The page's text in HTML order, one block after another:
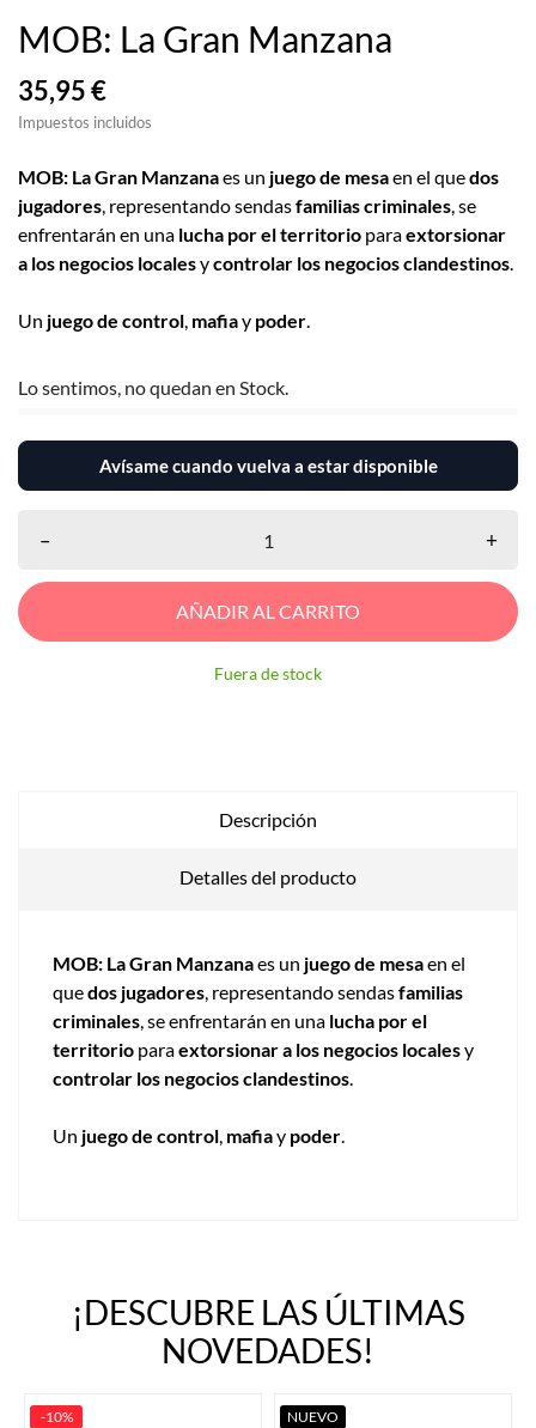
MOB: La Gran Manzana
35,95 €
Impuestos incluidos
MOB: La Gran Manzanaes un juego de mesaen el quedos
jugadores, representando sendasfamilias criminales, se
enfrentarán en una lucha por el territorio paraextorsionar
a los negocios localesycontrolar los negocios clandestinos.
Un juego de control, mafiay poder.
Lo sentimos, no quedan en Stock.
Avísame cuando vuelva a estar disponible
– +
AÑADIR AL CARRITO
Fuera de stock
Descripción
Detalles del producto
MOB: La Gran Manzanaes un juego de mesaen el
quedos jugadores, representando sendasfamilias
criminales, se enfrentarán en una lucha por el
territorio paraextorsionar a los negocios localesy
controlar los negocios clandestinos.
Un juego de control, mafiay poder.
¡DESCUBRE LAS ÚLTIMAS
NOVEDADES!
-10%
NUEVO